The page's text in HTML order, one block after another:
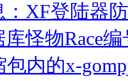
：XF登陆器
怪物Race
包内的x-